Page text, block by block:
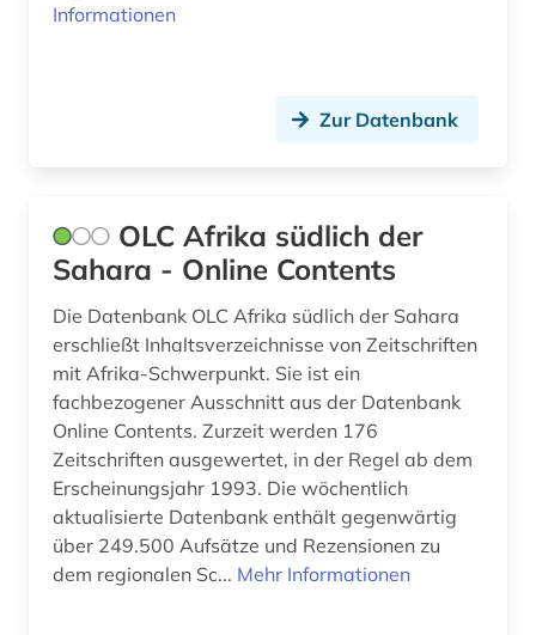
fotograf (1)
französisch (3)
frauenforschung (1)
freie universität berlin (1)
friedensforschung (1)
friesisch (1)
frühdrucke (1)
fundstätte (1)
galloromanistik (7)
Informationen
Zur Datenbank
OLC Afrika südlich der
Sahara - Online Contents
Die Datenbank OLC Afrika südlich der Sahara
erschließt Inhaltsverzeichnisse von Zeitschriften
mit Afrika-Schwerpunkt. Sie ist ein
fachbezogener Ausschnitt aus der Datenbank
Online Contents. Zurzeit werden 176
Zeitschriften ausgewertet, in der Regel ab dem
Erscheinungsjahr 1993. Die wöchentlich
aktualisierte Datenbank enthält gegenwärtig
über 249.500 Aufsätze und Rezensionen zu
dem regionalen Sc... Mehr Informationen